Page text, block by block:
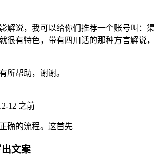
解说，我可以给你们推荐一个账号叫：渠
很有特色，带有四川话的那种方言解说，
所帮助，谢谢。
12 之前
确的流程。这首先
文案